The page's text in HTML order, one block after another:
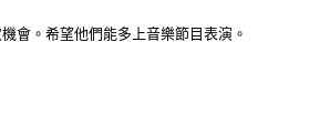
會。希望他們能多上音樂節目表演。